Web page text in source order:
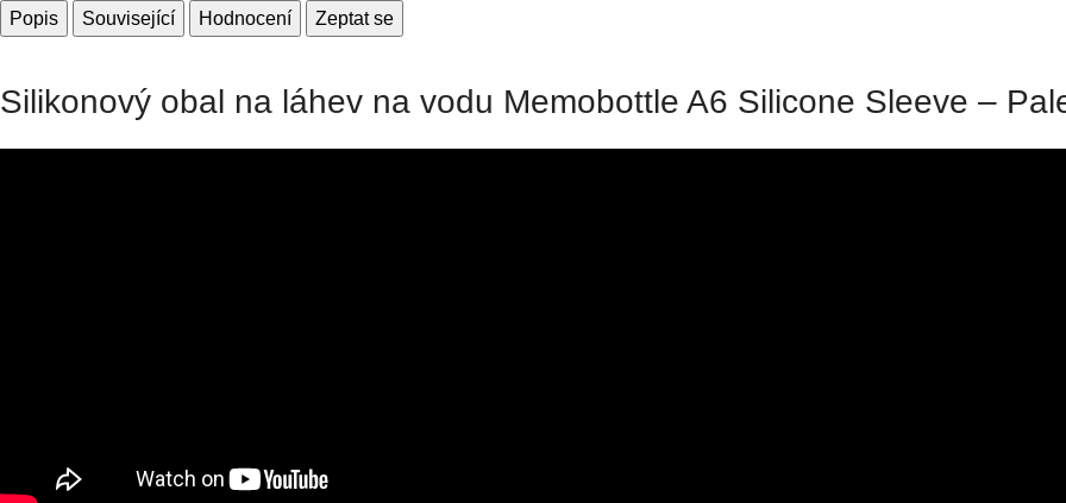
Popis
Související Hodnocení Zeptat se
Silikonový obal na láhev na vodu Memobottle A6 Silicone Sleeve –